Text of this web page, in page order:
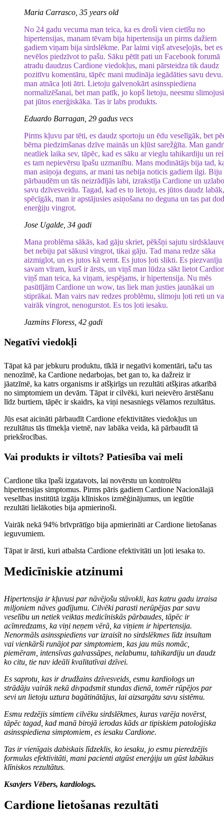
Maria Carrasco, 35 years old
No 24 gadu vecuma man teica, ka es droši vien cietīšu no
hipertensijas, manam tēvam bija hipertensija un pirms dažiem
gadiem viņam bija sirdslēkme. Par laimi viņš atveseļojās, bet es
nevēlos piedzīvot to pašu. Sāku pētīt pati un Facebook forumā
atradu daudzus Cardione viedokļus, mani pārsteidza tik daudz
pozitīvu komentāru, tāpēc mani mudināja iegādāties savu devu.
man atnāca ļoti ātri. Lietoju galvenokārt asinsspiediena
normalizēšanai, bet man patīk, jo kopš lietoju, neesmu
pat jūtos enerģiskāka. Tas ir labs produkts.
Eduardo Barragan, 29 gadus vecs
Pirms kļuvu par tēti, es daudz sportoju un ēdu veselīgāk, bet
bērna piedzimšanas dzīve mainās un kļūst sarežģīta. Man
neatliek laika sev, tāpēc, kad es sāku ar vieglu tahikardiju un
es tam nepievērsu īpašu uzmanību. Mans modinātājs bija tad,
man asiņoja deguns, ar mani tas nebija noticis gadiem ilgi. Biju
pārbaudēm un tās neizrādījās labi, izrakstīja Cardione un
savu dzīvesveidu. Tagad, kad es to lietoju, es jūtos daudz labāk,
spēcīgāk, man ir apstājusies asiņošana no deguna un tas pat
enerģiju vingrot.
Jose Ugalde, 34 gadi
Mana problēma sākās, kad gāju skriet, pēkšņi sajutu
bet nebiju pat sākusi vingrot, tikai gāju. Tad mana redze sāka
aizmiglot, un es jutos kā vemt. Es jutos ļoti slikti. Es piezvanīju
savam vīram, kurš ir ārsts, un viņš man lūdza sākt lietot
viņš man teica, ka viņam, iespējams, ir hipertensija. Nu mēs
pasūtījām Cardione un wow, tas liek man justies jaunākai un
stiprākai. Man vairs nav redzes problēmu, slimoju ļoti reti un
vairāk vingrot, nenogurstot. Es tos ļoti iesaku.
Jazmins Floress, 42 gadi
Negatīvi viedokļi
Tāpat kā par jebkuru produktu, tīklā ir negatīvi komentāri, taču tas
nenozīmē, ka Cardione nedarbojas, bet gan to, ka dažreiz ir
jāatzīmē, ka katrs organisms ir atšķirīgs un rezultāti atšķiras atkarībā
no simptomiem un devām. Tāpat ir cilvēki, kuri neievēro ārstēšanu
līdz burtiem, tāpēc ir skaidrs, ka viņi nesasniegs vēlamos rezultātus.
Jūs esat aicināti pārbaudīt Cardione efektivitātes viedokļus un
rezultātus tās tīmekļa vietnē, nav labāka veida, kā pārbaudīt tā
priekšrocības.
Vai produkts ir viltots? Patiesība vai meli
Cardione tika īpaši izgatavots, lai novērstu un kontrolētu
hipertensijas simptomus. Pirms pāris gadiem Cardione Nacionālajā
veselības institūtā izgāja klīniskos izmēģinājumus, un iegūtie
rezultāti lielākoties bija apmierinoši.
Vairāk nekā 94% brīvprātīgo bija apmierināti ar Cardione lietošanas
ieguvumiem.
Tāpat ir ārsti, kuri atbalsta Cardione efektivitāti un ļoti iesaka to.
Medicīniskie atzinumi
Hipertensija ir kļuvusi par nāvējošu stāvokli, kas katru gadu izraisa
miljoniem nāves gadījumu. Cilvēki parasti nerūpējas par savu
veselību un netiek veiktas medicīniskās pārbaudes, tāpēc ir
acīmredzams, ka viņi neņem vērā, ka viņiem ir hipertensija.
Nenormāls asinsspiediens var izraisīt no sirdslēkmes līdz insultam
vai vienkārši runājot par simptomiem, kas jau mūs nomāc,
piemēram, intensīvas galvassāpes, nelabumu, tahikardiju un daudz
ko citu, tie nav ideāli kvalitatīvai dzīvei.
Es saprotu, kas ir drudžains dzīvesveids, esmu kardiologs un
strādāju vairāk nekā divpadsmit stundas dienā, tomēr rūpējos par
sevi un lietoju uztura bagātinātājus, lai aizsargātu savu sistēmu.
Esmu redzējis simtiem cilvēku sirdslēkmes, kuras varēja novērst,
tāpēc tagad, kad manā birojā ierodas kāds ar tipiskiem patoloģiska
asinsspiediena simptomiem, es iesaku Cardione.
Tas ir vienīgais dabiskais līdzeklis, ko iesaku, jo esmu pieredzējis
formulas efektivitāti, mani pacienti atgūst enerģiju un gūst labākus
klīniskos rezultātus.
Ksavjers Vēbers, kardiologs.
Cardione lietošanas rezultāti